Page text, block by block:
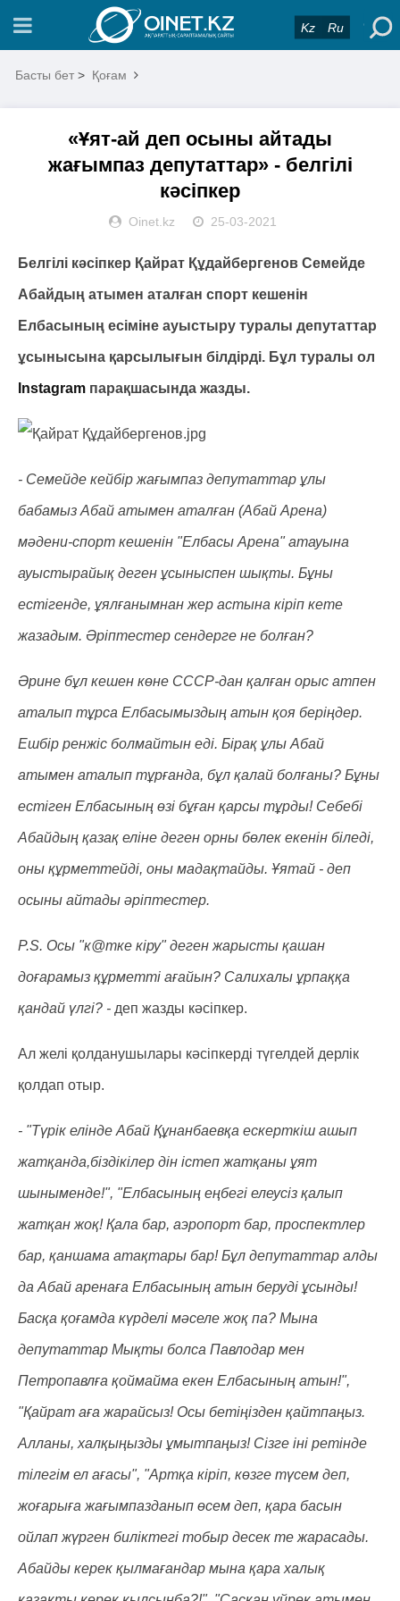
Kz Ru
Басты бет > Қоғам
«Ұят-ай деп осыны айтады
жағымпаз депутаттар» - белгілі
кәсіпкер
Oinet.kz 25-03-2021
Белгілі кәсіпкер Қайрат Құдайбергенов Семейде
Абайдың атымен аталған спорт кешенін
Елбасының есіміне ауыстыру туралы депутаттар
ұсынысына қарсылығын білдірді. Бұл туралы ол
Instagram парақшасында жазды.
- Семейде кейбір жағымпаз депутаттар ұлы
бабамыз Абай атымен аталған (Абай Арена)
мәдени-спорт кешенін "Елбасы Арена" атауына
ауыстырайық деген ұсыныспен шықты. Бұны
естігенде, ұялғанымнан жер астына кіріп кете
жазадым. Әріптестер сендерге не болған?
Әрине бұл кешен көне СССР-дан қалған орыс атпен
аталып тұрса Елбасымыздың атын қоя беріңдер.
Ешбір ренжіс болмайтын еді. Бірақ ұлы Абай
атымен аталып тұрғанда, бұл қалай болғаны? Бұны
естіген Елбасының өзі бұған қарсы тұрды! Себебі
Абайдың қазақ еліне деген орны бөлек екенін біледі,
оны құрметтейді, оны мадақтайды. Ұятай - деп
осыны айтады әріптестер.
P.S. Осы "к@тке кіру" деген жарысты қашан
доғарамыз құрметті ағайын? Салихалы ұрпаққа
қандай үлгі? - деп жазды кәсіпкер.
Ал желі қолданушылары кәсіпкерді түгелдей дерлік
қолдап отыр.
- "Түрік елінде Абай Құнанбаевқа ескерткіш ашып
жатқанда,біздікілер дін істеп жатқаны ұят
шыныменде!", "Елбасының еңбегі елеусіз қалып
жатқан жоқ! Қала бар, аэропорт бар, проспектлер
бар, қаншама атақтары бар! Бұл депутаттар алды
да Абай аренаға Елбасының атын беруді ұсынды!
Басқа қоғамда күрделі мәселе жоқ па? Мына
депутаттар Мықты болса Павлодар мен
Петропавлға қоймайма екен Елбасының атын!",
"Қайрат аға жарайсыз! Осы бетіңізден қайтпаңыз.
Алланы, халқыңызды ұмытпаңыз! Сізге іні ретінде
тілегім ел ағасы", "Артқа кіріп, көзге түсем деп,
жоғарыға жағымпазданып өсем деп, қара басын
ойлап жүрген биліктегі тобыр десек те жарасады.
Абайды керек қылмағандар мына қара халық